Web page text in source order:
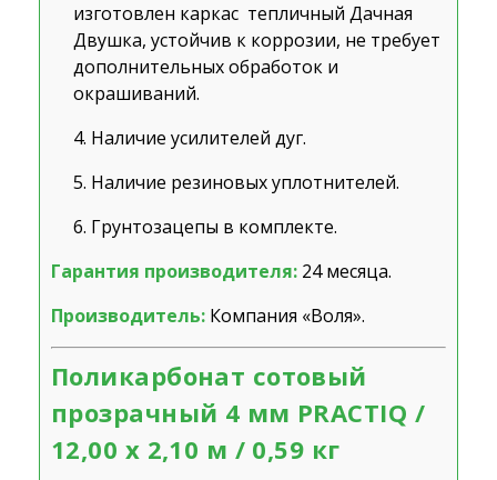
изготовлен каркас тепличный Дачная
Двушка, устойчив к коррозии, не требует
дополнительных обработок и
окрашиваний.
Наличие усилителей дуг.
Наличие резиновых уплотнителей.
Грунтозацепы в комплекте.
Гарантия производителя: 24 месяца.
Производитель: Компания «Воля».
Поликарбонат сотовый
прозрачный 4 мм PRACTIQ /
12,00 х 2,10 м / 0,59 кг